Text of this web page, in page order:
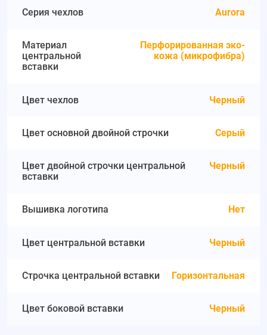
Серия чехлов Aurora
Материал
центральной
вставки
Перфорированная эко-
кожа (микрофибра)
Цвет чехлов Черный
Цвет основной двойной строчки Серый
Цвет двойной строчки центральной
вставки
Черный
Вышивка логотипа Нет
Цвет центральной вставки Черный
Строчка центральной вставки Горизонтальная
Цвет боковой вставки Черный